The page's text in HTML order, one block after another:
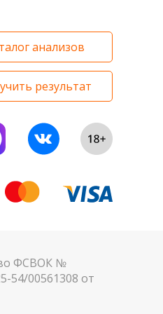
анализов
результат
ФСВОК №
54/00561308 от